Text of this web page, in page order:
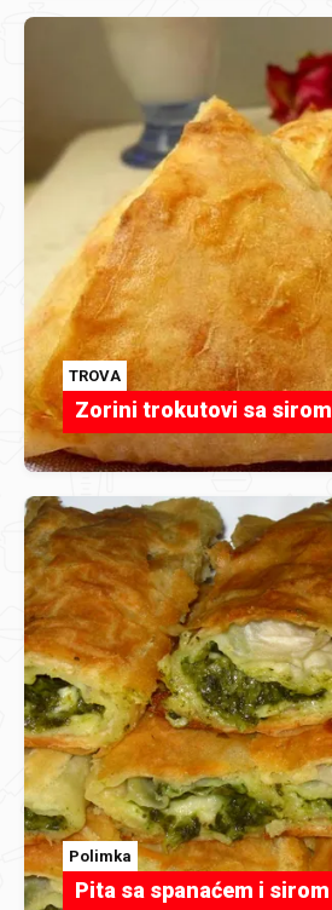
TROVA
Zorini trokutovi sa sirom
Polimka
Pita sa spanaćem i sirom